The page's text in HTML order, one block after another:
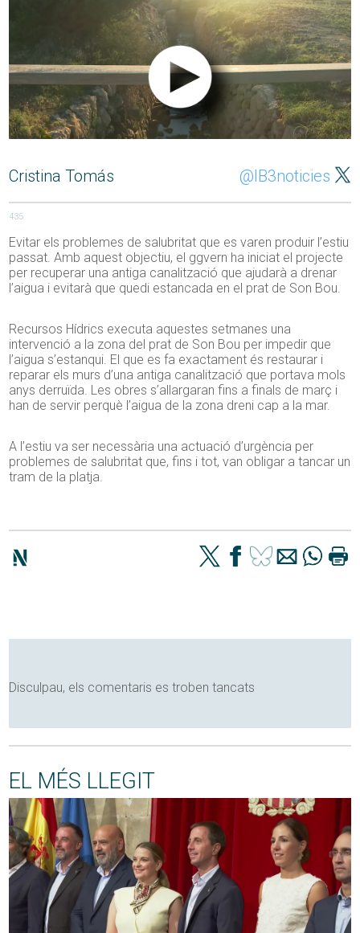
Cristina Tomás @IB3noticies
435
Evitar els problemes de salubritat que es varen produir l’estiu
passat. Amb aquest objectiu, el ggvern ha iniciat el projecte
per recuperar una antiga canalització que ajudarà a drenar
l’aigua i evitarà que quedi estancada en el prat de Son Bou.
Recursos Hídrics executa aquestes setmanes una
intervenció a la zona del prat de Son Bou per impedir que
l’aigua s’estanqui. El que es fa exactament és restaurar i
reparar els murs d’una antiga canalització que portava mols
anys derruïda. Les obres s’allargaran fins a finals de març i
han de servir perquè l’aigua de la zona dreni cap a la mar.
A l’estiu va ser necessària una actuació d’urgència per
problemes de salubritat que, fins i tot, van obligar a tancar un
tram de la platja.
Disculpau, els comentaris es troben tancats
EL MÉS LLEGIT